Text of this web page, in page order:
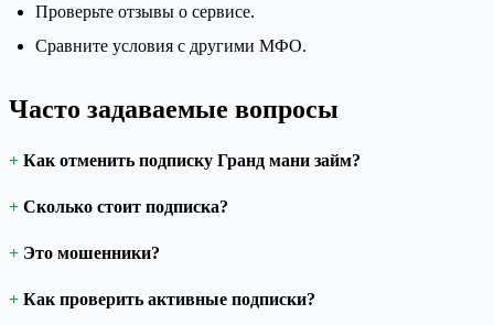
Проверьте отзывы о сервисе.
Сравните условия с другими МФО.
Часто задаваемые вопросы
Как отменить подписку Гранд мани займ?
Сколько стоит подписка?
Это мошенники?
Как проверить активные подписки?